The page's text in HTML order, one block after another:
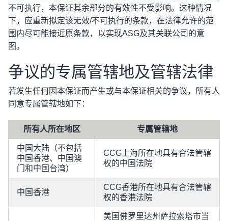
不可执行，本保证其余部分的有效性不受影响。这种情况
下，应重新拟定该无效/不可执行的条款，在法律允许的范
围内尽可能接近原条款，以实现ASG及其关联公司的意
图。
争议的专属管辖地及管辖法律
若发生任何因本保证而产生或与本保证相关的争议，所有人
同意专属管辖地如下：
所有人所在地区 专属管辖地
中国大陆（不包括
中国香港、中国澳
门和中国台湾）
CCG上海所在地具有合法管辖
权的中国法院
中国香港
CCG香港所在地具有合法管辖
权的香港法院
美国佛罗里达州萨拉索塔市当